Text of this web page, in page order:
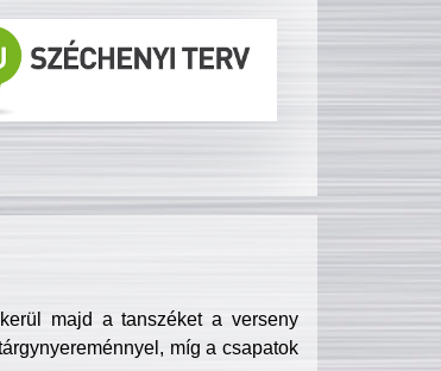
majd a tanszéket a verseny
míg a csapatok